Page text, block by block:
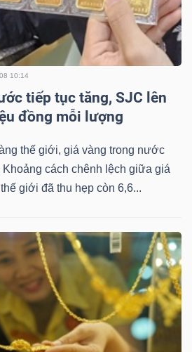
10:14
tiếp tục tăng, SJC lên
đồng mỗi lượng
thế giới, giá vàng trong nước
cách chênh lệch giữa giá
giới đã thu hẹp còn 6,6...